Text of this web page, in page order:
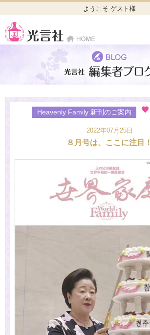
ようこそ ゲスト様
Heavenly Family 新刊のご案内
2022年07月25日
８月号は、ここに注目！